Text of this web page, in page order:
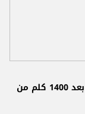
كييف: استهدفنا مصنع صواريخ روسياً على بعد 1400 كلم من